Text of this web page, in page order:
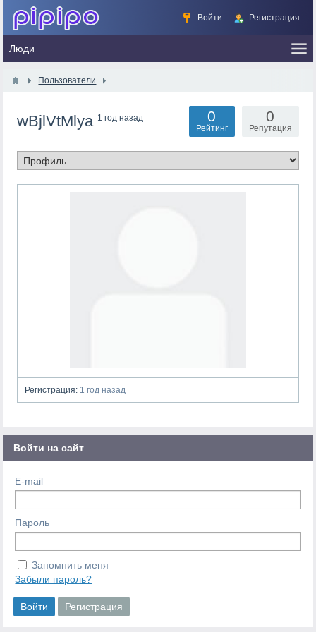
Войти Регистрация
Пользователи
wBjlVtMlya 1 год назад 0
Репутация
0
Рейтинг
Регистрация: 1 год назад
Войти на сайт
E-mail
Пароль
Запомнить меня
Забыли пароль?